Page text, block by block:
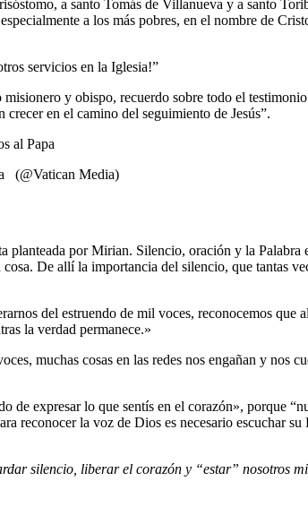
a santo Tomás de Villanueva y a santo
a los más pobres, en el nombre de
servicios en la Iglesia!”
y obispo, recuerdo sobre todo el
en el camino del seguimiento de Jesús”.
(@Vatican Media)
por Mirian. Silencio, oración y la Palabra
De allí la importancia del silencio, que tantas
del estruendo de mil voces, reconocemos que
la verdad permanece.»
muchas cosas en las redes nos engañan y nos
expresar lo que sentís en el corazón», porque
reconocer la voz de Dios es necesario escuchar
silencio, liberar el corazón y “estar” nosotros